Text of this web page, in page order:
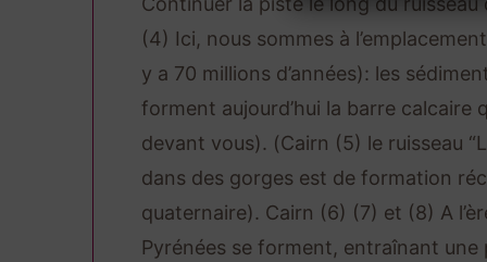
(4) Ici, nous sommes à
y a 70 millions d’années): les
forment aujourd’hui la barre calcaire
devant vous). (Cairn (5) le ruisseau
dans des gorges est de formation
quaternaire). Cairn (6) (7) et (8) A
Pyrénées se forment, entraînant une